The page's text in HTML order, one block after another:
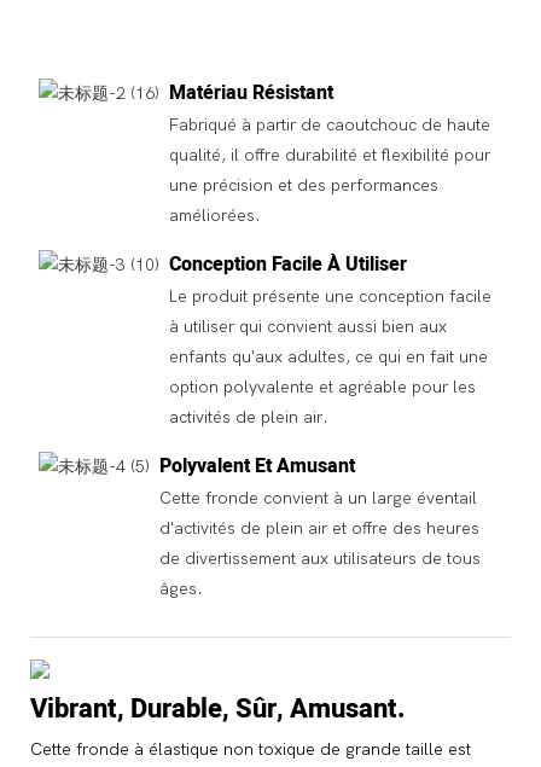
Matériau Résistant
Fabriqué à partir de caoutchouc de haute
qualité, il offre durabilité et flexibilité pour
une précision et des performances
améliorées.
Conception Facile À Utiliser
Le produit présente une conception facile
à utiliser qui convient aussi bien aux
enfants qu'aux adultes, ce qui en fait une
option polyvalente et agréable pour les
activités de plein air.
Polyvalent Et Amusant
Cette fronde convient à un large éventail
d'activités de plein air et offre des heures
de divertissement aux utilisateurs de tous
âges.
Vibrant, Durable, Sûr, Amusant.
Cette fronde à élastique non toxique de grande taille est